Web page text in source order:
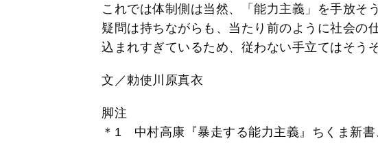
これでは体制側は当然、「能力主義」を手放そ
疑問は持ちながらも、当たり前のように社会の
込まれすぎているため、従わない手立てはそう
文／勅使川原真衣
脚注
＊1 中村高康『暴走する能力主義』ちくま新書